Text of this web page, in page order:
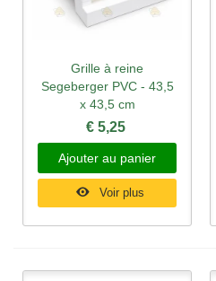
Grille à reine
Segeberger PVC - 43,5
x 43,5 cm
€ 5,25
Ajouter au panier
Voir plus